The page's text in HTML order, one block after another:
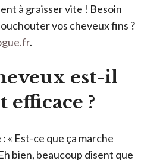
à graisser vite ! Besoin
vos cheveux fins ?
.
est-il
?
« Est-ce que ça marche
bien, beaucoup disent que